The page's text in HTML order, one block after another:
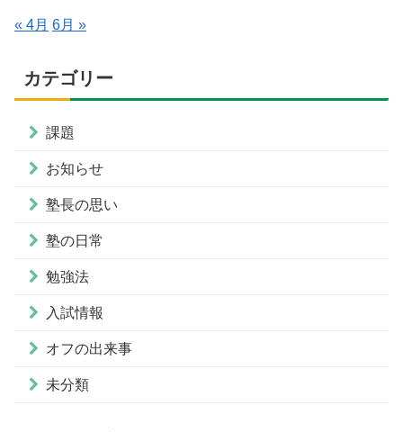
« 4月 6月 »
カテゴリー
課題
お知らせ
塾長の思い
塾の日常
勉強法
入試情報
オフの出来事
未分類